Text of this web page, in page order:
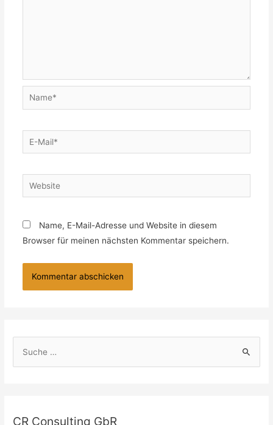
Name, E-Mail-Adresse und Website in diesem
Browser für meinen nächsten Kommentar speichern.
CR Consulting GbR